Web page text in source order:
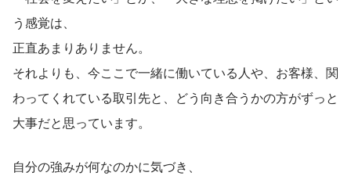
う感覚は、
正直あまりありません。
それよりも、今ここで一緒に働いている人や、お客様、関
わってくれている取引先と、どう向き合うかの方がずっと
大事だと思っています。
自分の強みが何なのかに気づき、